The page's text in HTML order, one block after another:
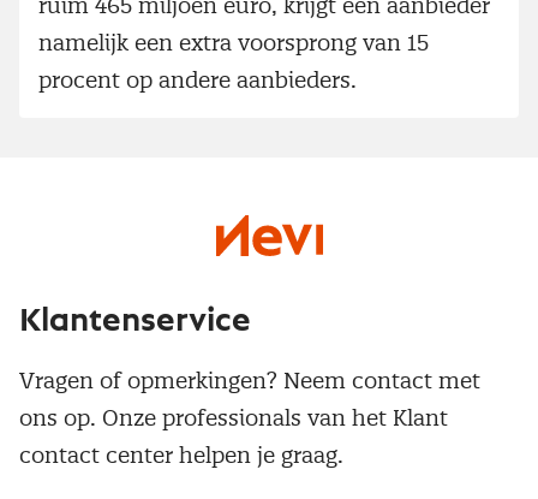
namelijk een extra voorsprong van 15
procent op andere aanbieders.
Klantenservice
Vragen of opmerkingen? Neem contact met
ons op. Onze professionals van het Klant
contact center helpen je graag.